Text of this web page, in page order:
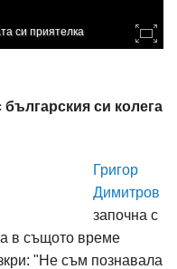
си приятелка
си колега
Григор
Димитров
започна с
в същото време
"Не съм познавала